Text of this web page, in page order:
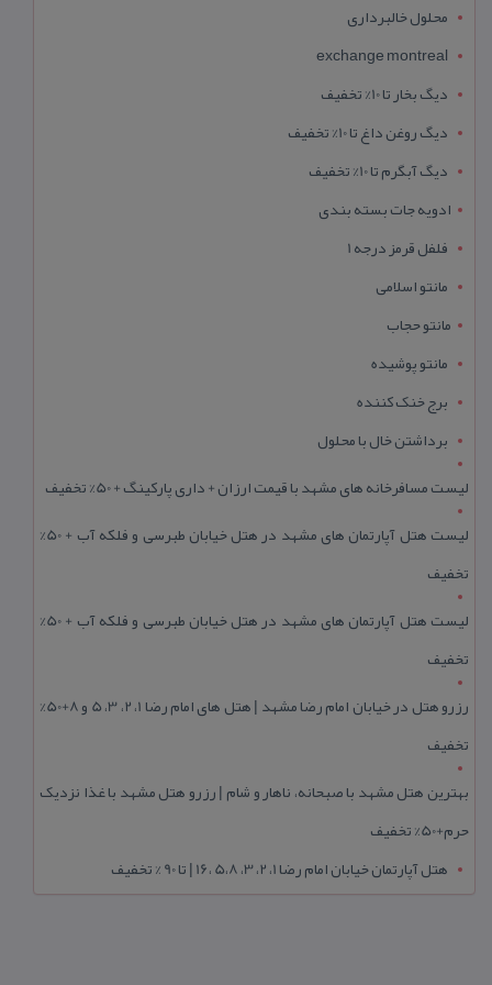
محلول خالبرداری
exchange montreal
دیگ بخار تا 10% تخفیف
دیگ روغن داغ تا 10% تخفیف
دیگ آبگرم تا 10% تخفیف
ادویه جات بسته بندی
فلفل قرمز درجه 1
مانتو اسلامی
مانتو حجاب
مانتو پوشیده
برج خنک کننده
برداشتن خال با محلول
لیست مسافرخانه های مشهد با قیمت ارزان + داری پارکینگ + 50% تخفیف
لیست هتل آپارتمان های مشهد در هتل خیابان طبرسی و فلکه آب + 50%
تخفیف
لیست هتل آپارتمان های مشهد در هتل خیابان طبرسی و فلکه آب + 50%
تخفیف
رزرو هتل در خیابان امام رضا مشهد | هتل‌ های امام رضا 1، 2، 3، 5 و 8+50%
تخفیف
بهترین هتل مشهد با صبحانه، ناهار و شام | رزرو هتل مشهد با غذا نزدیک
حرم+50% تخفیف
هتل آپارتمان خیابان امام رضا 1، 2، 3، 5،8 ،16 | تا 90 % تخفیف